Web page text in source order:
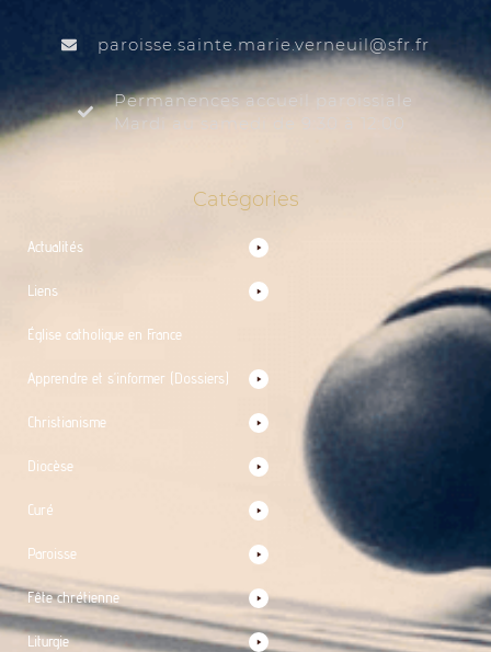
rf.rfs
@liuenrev.eiram.etnias.essiorap
Permanences accueil paroissiale
Mardi au samedi de 9:30 à 12:00
Catégories
Actualités
Liens
Église catholique en France
Apprendre et s’informer (Dossiers)
Christianisme
Diocèse
Curé
Paroisse
Fête chrétienne
Liturgie